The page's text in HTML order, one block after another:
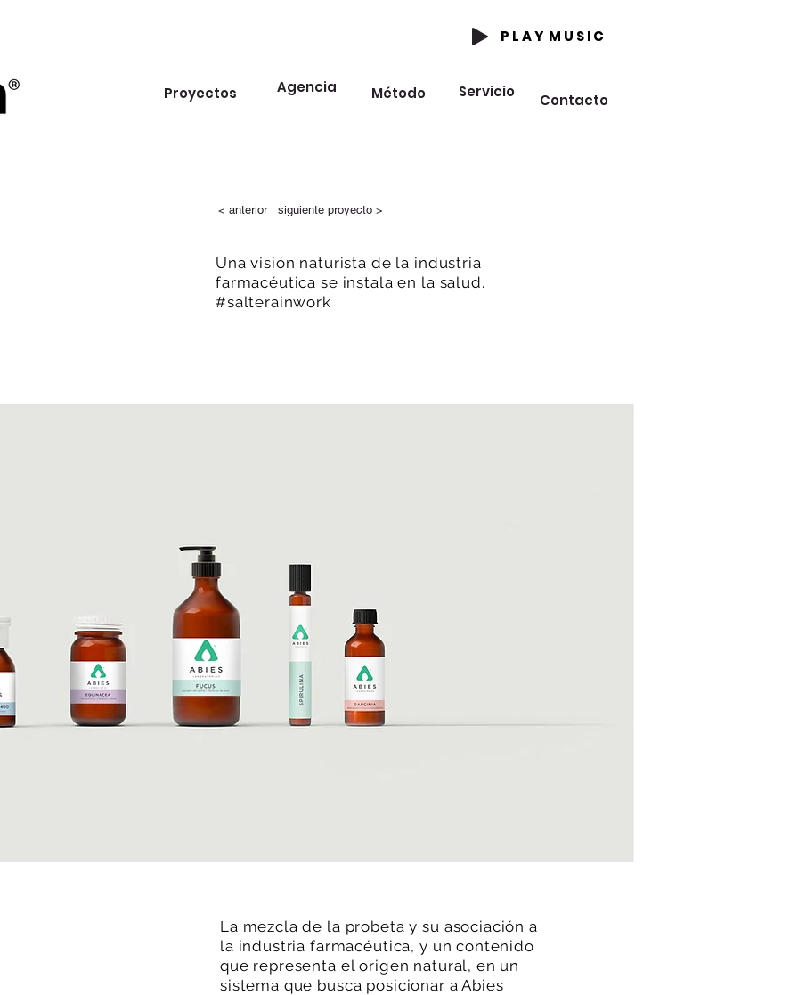
P L A Y M U S I C
Proyectos Agencia Método Servicio Contacto
< anterior siguiente proyecto >
Una visión naturista de la industria
farmacéutica se instala en la salud.
#salterainwork
La mezcla de la probeta y su asociación a
la industria farmacéutica, y un contenido
que representa el origen natural, en un
sistema que busca posicionar a Abies